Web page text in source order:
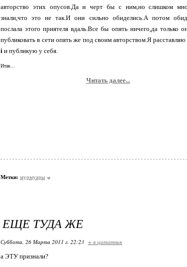
авторство этих опусов.Да и черт бы с ним,но слишком
знали,что это не так.И они сильно обиделись.А потом
послала этого приятеля вдаль.Все бы опять ничего,да только
публиковать в сети опять же под своим авторством.Я
i и публикую у себя.
Итак...
Читать далее...
Метки: мурмуары
ЕЩЕ ТУДА ЖЕ
Суббота, 26 Марта 2011 г. 22:23 + в цитатник
а ЭТУ признали?